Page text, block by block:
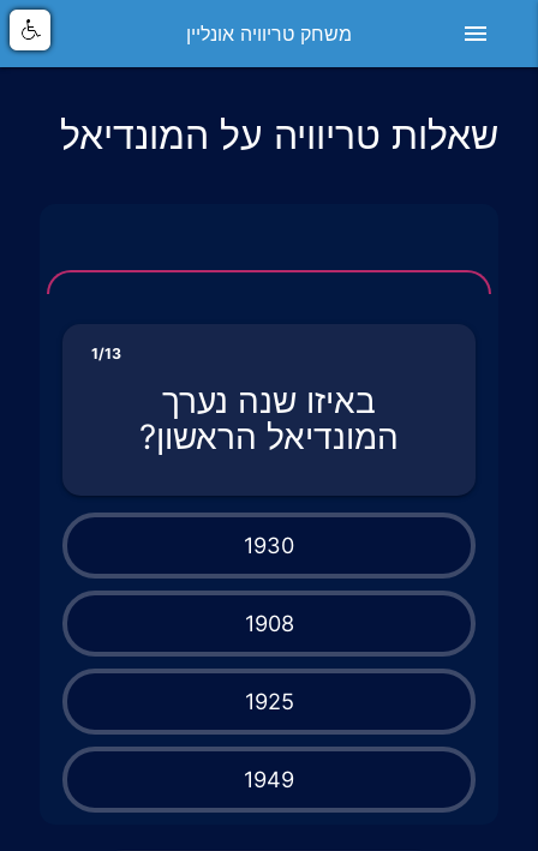
menu משחק טריוויה אונליין
שאלות טריוויה על המונדיאל
1/13
באיזו שנה נערך
המונדיאל הראשון?
1930
1908
1925
1949